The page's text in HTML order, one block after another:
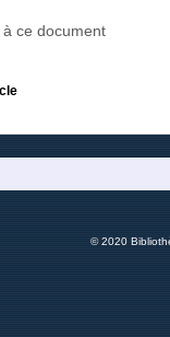
ce document
© 2020